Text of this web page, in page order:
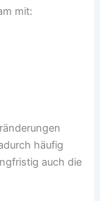
mit:
häufig
auch die